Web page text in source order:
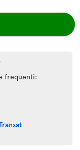
frequenti: